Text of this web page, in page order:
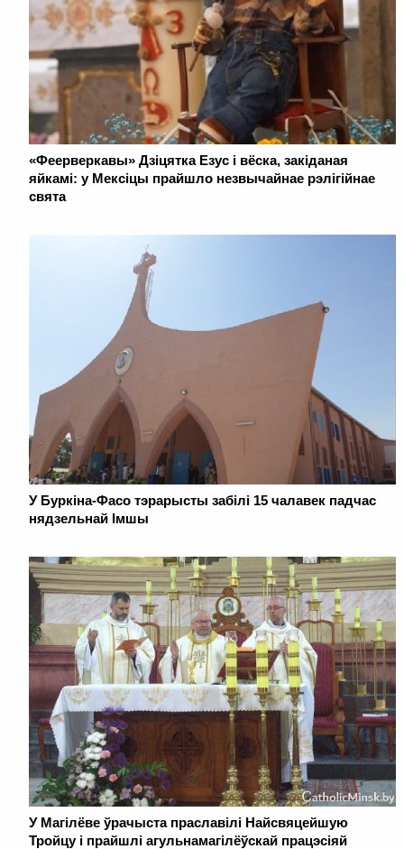
«Феерверкавы» Дзіцятка Езус і вёска, закіданая
яйкамі: у Мексіцы прайшло незвычайнае рэлігійнае
свята
У Буркіна-Фасо тэрарысты забілі 15 чалавек падчас
нядзельнай Імшы
У Магілёве ўрачыста праславілі Найсвяцейшую
Тройцу і прайшлі агульнамагілёўскай працэсіяй